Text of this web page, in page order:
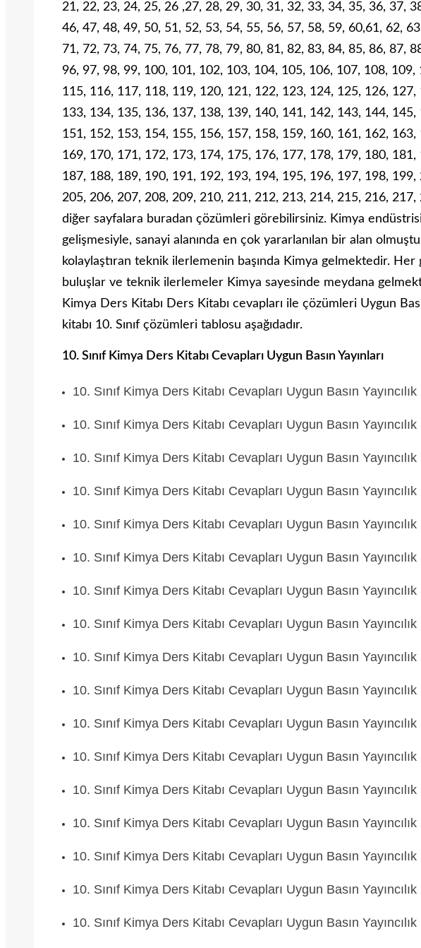
21, 22, 23, 24, 25, 26 ,27, 28, 29, 30, 31, 32, 33, 34, 35, 36, 37,
46, 47, 48, 49, 50, 51, 52, 53, 54, 55, 56, 57, 58, 59, 60,61, 62,
71, 72, 73, 74, 75, 76, 77, 78, 79, 80, 81, 82, 83, 84, 85, 86, 87,
96, 97, 98, 99, 100, 101, 102, 103, 104, 105, 106, 107, 108, 109,
115, 116, 117, 118, 119, 120, 121, 122, 123, 124, 125, 126,
133, 134, 135, 136, 137, 138, 139, 140, 141, 142, 143, 144,
151, 152, 153, 154, 155, 156, 157, 158, 159, 160, 161, 162,
169, 170, 171, 172, 173, 174, 175, 176, 177, 178, 179, 180,
187, 188, 189, 190, 191, 192, 193, 194, 195, 196, 197, 198,
205, 206, 207, 208, 209, 210, 211, 212, 213, 214, 215, 216,
diğer sayfalara buradan çözümleri görebilirsiniz. Kimya
gelişmesiyle, sanayi alanında en çok yararlanılan bir alan
kolaylaştıran teknik ilerlemenin başında Kimya gelmektedir.
buluşlar ve teknik ilerlemeler Kimya sayesinde meydana
Kimya Ders Kitabı Ders Kitabı cevapları ile çözümleri Uygun
kitabı 10. Sınıf çözümleri tablosu aşağıdadır.
10. Sınıf Kimya Ders Kitabı Cevapları Uygun Basın Yayınları
10. Sınıf Kimya Ders Kitabı Cevapları Uygun Basın Yayıncılık
10. Sınıf Kimya Ders Kitabı Cevapları Uygun Basın Yayıncılık
10. Sınıf Kimya Ders Kitabı Cevapları Uygun Basın Yayıncılık
10. Sınıf Kimya Ders Kitabı Cevapları Uygun Basın Yayıncılık
10. Sınıf Kimya Ders Kitabı Cevapları Uygun Basın Yayıncılık
10. Sınıf Kimya Ders Kitabı Cevapları Uygun Basın Yayıncılık
10. Sınıf Kimya Ders Kitabı Cevapları Uygun Basın Yayıncılık
10. Sınıf Kimya Ders Kitabı Cevapları Uygun Basın Yayıncılık
10. Sınıf Kimya Ders Kitabı Cevapları Uygun Basın Yayıncılık
10. Sınıf Kimya Ders Kitabı Cevapları Uygun Basın Yayıncılık
10. Sınıf Kimya Ders Kitabı Cevapları Uygun Basın Yayıncılık
10. Sınıf Kimya Ders Kitabı Cevapları Uygun Basın Yayıncılık
10. Sınıf Kimya Ders Kitabı Cevapları Uygun Basın Yayıncılık
10. Sınıf Kimya Ders Kitabı Cevapları Uygun Basın Yayıncılık
10. Sınıf Kimya Ders Kitabı Cevapları Uygun Basın Yayıncılık
10. Sınıf Kimya Ders Kitabı Cevapları Uygun Basın Yayıncılık
10. Sınıf Kimya Ders Kitabı Cevapları Uygun Basın Yayıncılık